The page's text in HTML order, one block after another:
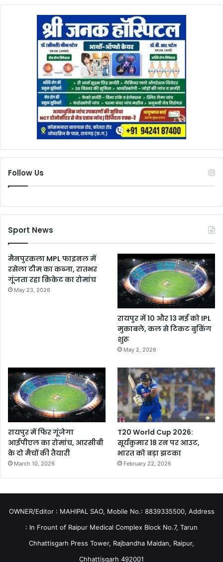
Follow Us
Sport News
मैनपुरकला MPL फाइनल में
रसेला टीम का कब्जा, रातभर
गूंजता रहा क्रिकेट का रोमांच
May 23, 2026
रायपुर में 10 और 13 मई को IPL
मुकाबले, कल से टिकट बुकिंग
शुरू
May 2, 2026
रायपुर में फिर गूंजेगा
आईपीएल का रोमांच, आरसीबी
के दो मैचों की तैयारी
March 10, 2026
T20 World Cup 2026:
सूर्यकुमार 18 रन पर आउट,
भारत को बड़ा झटका
February 22, 2026
OWNER/Editor : MAHIPAL SAO, Mobile No.: 8839335500, Address
: In Frount of Raipur Medical Complex Block No.7, Tarun
Chhattisgarh Press Tower, Rajbandha Maidan, Raipur,
Chhattisgarh 492001